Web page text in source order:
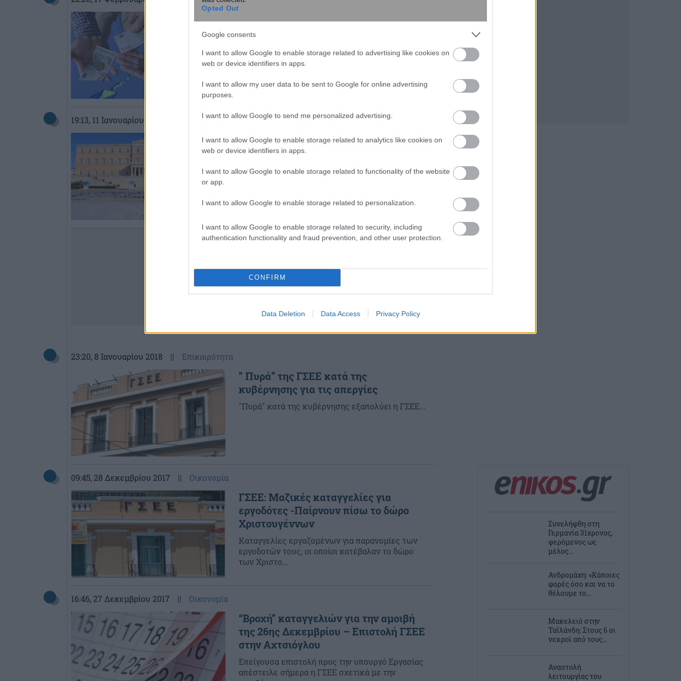
Opted Out
Google consents
I want to allow Google to enable storage related to advertising like cookies on
web or device identifiers in apps.
I want to allow my user data to be sent to Google for online advertising
purposes.
I want to allow Google to send me personalized advertising.
I want to allow Google to enable storage related to analytics like cookies on
web or device identifiers in apps.
I want to allow Google to enable storage related to functionality of the website
or app.
I want to allow Google to enable storage related to personalization.
I want to allow Google to enable storage related to security, including
authentication functionality and fraud prevention, and other user protection.
CONFIRM
Data Deletion Data Access Privacy Policy
Πώς αμείβεται η εργασία την Καθαρά
Δευτέρα
Για τον τρόπο αμοιβής της Καθαράς Δευτέρας
(εφέτος 19 Φεβρουαρίου 2018) ενημέρωσε τους
19:13, 11 Ιανουαρίου 2018 Επικαιρότητα
Πυρά ΓΣΕΕ και ΑΔΕΔΥ κατά της
διάταξης για τις απεργίες – Υπέρ ο
ΣΕΒ
στο στόχασ...
23:20, 8 Ιανουαρίου 2018 || Επικαιρότητα
” Πυρά” της ΓΣΕΕ κατά της
κυβέρνησης για τις απεργίες
"Πυρά" κατά της κυβέρνησης εξαπολύει η ΓΣΕΕ...
09:45, 28 Δεκεμβρίου 2017 || Οικονομία
ΓΣΕΕ: Μαζικές καταγγελίες για
εργοδότες -Παίρνουν πίσω το δώρο
Χριστουγέννων
Kαταγγελίες εργαζομένων για παρανομίες των
εργοδοτών τους, οι οποίοι κατέβαλαν το δώρο
των Χριστο...
16:46, 27 Δεκεμβρίου 2017 || Οικονομία
“Βροχή” καταγγελιών για την αμοιβή
της 26ης Δεκεμβρίου – Επιστολή ΓΣΕΕ
στην Αχτσιόγλου
Επείγουσα επιστολή προς την υπουργό Εργασίας
απέστειλε σήμερα η ΓΣΕΕ σχετικά με την
Συνελήφθη στη
Γερμανία 31χρονος,
φερόμενος ως
μέλος...
Ανδρομάχη: «Κάποιες
φορές όσο και να το
θέλουμε το...
Μακελειό στην
Ταϊλάνδη: Στους 6 οι
νεκροί από τους...
Αναστολή
λειτουργίας του